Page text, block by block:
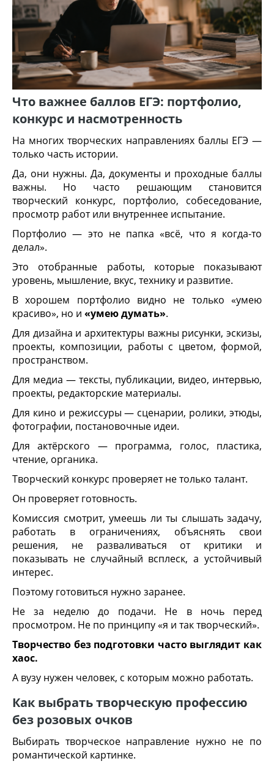
Что важнее баллов ЕГЭ: портфолио,
конкурс и насмотренность
На многих творческих направлениях баллы ЕГЭ —
только часть истории.
Да, они нужны. Да, документы и проходные баллы
важны. Но часто решающим становится
творческий конкурс, портфолио, собеседование,
просмотр работ или внутреннее испытание.
Портфолио — это не папка «всё, что я когда-то
делал».
Это отобранные работы, которые показывают
уровень, мышление, вкус, технику и развитие.
В хорошем портфолио видно не только «умею
красиво», но и «умею думать».
Для дизайна и архитектуры важны рисунки, эскизы,
проекты, композиции, работы с цветом, формой,
пространством.
Для медиа — тексты, публикации, видео, интервью,
проекты, редакторские материалы.
Для кино и режиссуры — сценарии, ролики, этюды,
фотографии, постановочные идеи.
Для актёрского — программа, голос, пластика,
чтение, органика.
Творческий конкурс проверяет не только талант.
Он проверяет готовность.
Комиссия смотрит, умеешь ли ты слышать задачу,
работать в ограничениях, объяснять свои
решения, не разваливаться от критики и
показывать не случайный всплеск, а устойчивый
интерес.
Поэтому готовиться нужно заранее.
Не за неделю до подачи. Не в ночь перед
просмотром. Не по принципу «я и так творческий».
Творчество без подготовки часто выглядит как
хаос.
А вузу нужен человек, с которым можно работать.
Как выбрать творческую профессию
без розовых очков
Выбирать творческое направление нужно не по
романтической картинке.